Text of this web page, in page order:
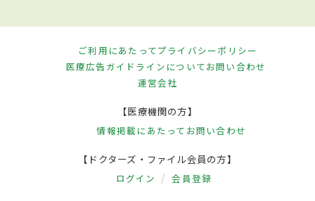
ご利用にあたってプライバシーポリシー
医療広告ガイドラインについてお問い合わせ
運営会社
【医療機関の方】
情報掲載にあたって お問い合わせ
【ドクターズ・ファイル会員の方】
ログイン 会員登録